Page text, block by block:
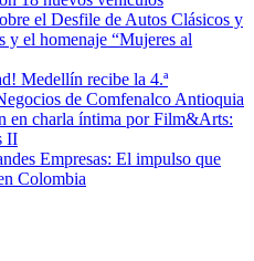
el Desfile de Autos Clásicos y
y el homenaje “Mujeres al
Medellín recibe la 4.ª
de Comfenalco Antioquia
en charla íntima por Film&Arts:
II
Empresas: El impulso que
Colombia